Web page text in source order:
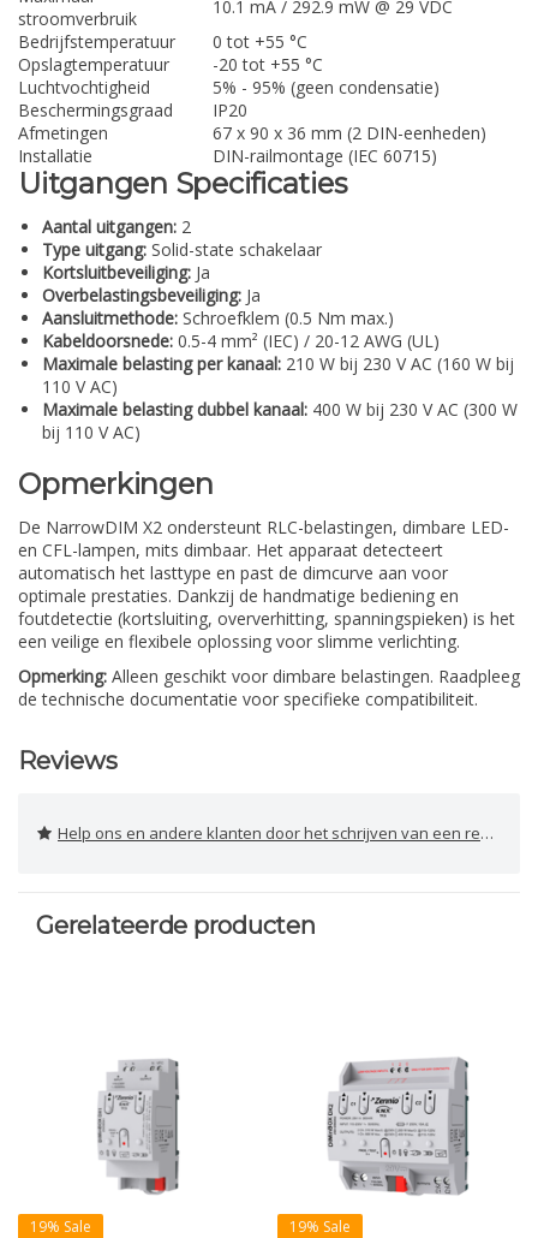
stroomverbruik
10.1 mA / 292.9 mW @ 29 VDC
Bedrijfstemperatuur
0 tot +55 °C
Opslagtemperatuur
-20 tot +55 °C
Luchtvochtigheid
5% - 95% (geen condensatie)
Beschermingsgraad
IP20
Afmetingen
67 x 90 x 36 mm (2 DIN-eenheden)
Installatie
DIN-railmontage (IEC 60715)
Uitgangen Specificaties
Aantal uitgangen: 2
Type uitgang: Solid-state schakelaar
Kortsluitbeveiliging: Ja
Overbelastingsbeveiliging: Ja
Aansluitmethode: Schroefklem (0.5 Nm max.)
Kabeldoorsnede: 0.5-4 mm² (IEC) / 20-12 AWG (UL)
Maximale belasting per kanaal: 210 W bij 230 V AC (160 W bij
110 V AC)
Maximale belasting dubbel kanaal: 400 W bij 230 V AC (300 W
bij 110 V AC)
Opmerkingen
De NarrowDIM X2 ondersteunt RLC-belastingen, dimbare LED-
en CFL-lampen, mits dimbaar. Het apparaat detecteert
automatisch het lasttype en past de dimcurve aan voor
optimale prestaties. Dankzij de handmatige bediening en
foutdetectie (kortsluiting, oververhitting, spanningspieken) is het
een veilige en flexibele oplossing voor slimme verlichting.
Opmerking: Alleen geschikt voor dimbare belastingen. Raadpleeg
de technische documentatie voor specifieke compatibiliteit.
Reviews
Help ons en andere klanten door het schrijven van een review
Gerelateerde producten
19% Sale 19% Sale